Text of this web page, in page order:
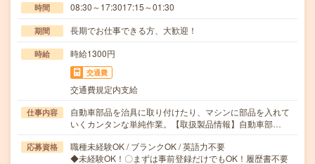
時間 08:30～17:3017:15～01:30
期間 長期でお仕事できる方、大歓迎！
時給 時給1300円
交通費
交通費規定内支給
仕事内容
自動車部品を治具に取り付けたり、マシンに部品を入れて
いくカンタンな単純作業。【取扱製品情報】自動車部…
応募資格
職種未経験OK / ブランクOK / 英語力不要
◆未経験OK！〇まずは事前登録だけでもOK！履歴書不要